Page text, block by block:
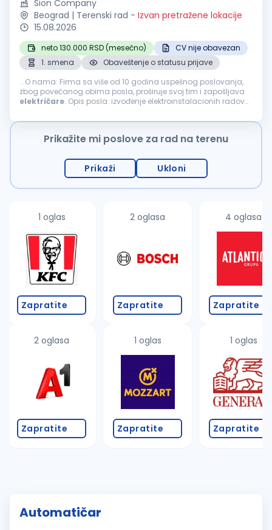
Sion Company
Beograd | Terenski rad - Izvan pretražene lokacije
15.08.2026
neto 130.000 RSD (mesečno)
CV nije obavezan
1. smena
Obaveštenje o statusu prijave
...O nama: Firma sa više od 10 godina uspešnog poslovanja,
zbog povećanog obima posla, proširuje svoj tim i zapošljava
električare. Opis posla: izvođenje elektroinstalacionih radova
Prikažite mi poslove za rad na terenu
Prikaži Ukloni
1 oglas
Zapratite
2 oglasa
Zapratite
2 oglasa
Zapratite
1 oglas
Zapratite
4 oglasa
Zapratite
1 oglas
Zapratite
Automatičar